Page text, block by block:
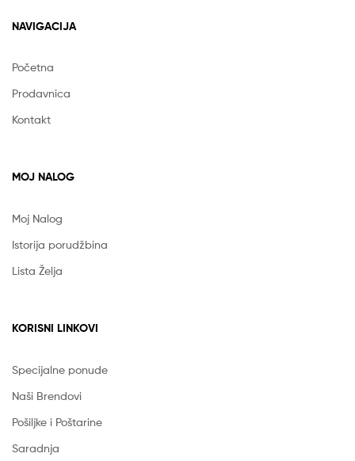
NAVIGACIJA
Početna
Prodavnica
Kontakt
MOJ NALOG
Moj Nalog
Istorija porudžbina
Lista Želja
KORISNI LINKOVI
Specijalne ponude
Naši Brendovi
Pošiljke i Poštarine
Saradnja